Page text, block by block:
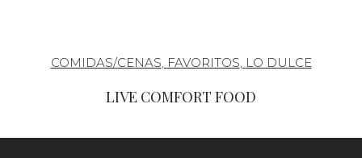
COMIDAS/CENAS, FAVORITOS, LO DULCE
LIVE COMFORT FOOD